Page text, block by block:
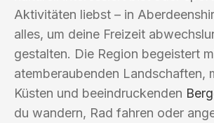
Aktivitäten liebst – in
alles, um deine Freizeit
gestalten. Die Region begeistert
atemberaubenden Landschaften,
Küsten und beeindruckenden
du wandern, Rad fahren oder